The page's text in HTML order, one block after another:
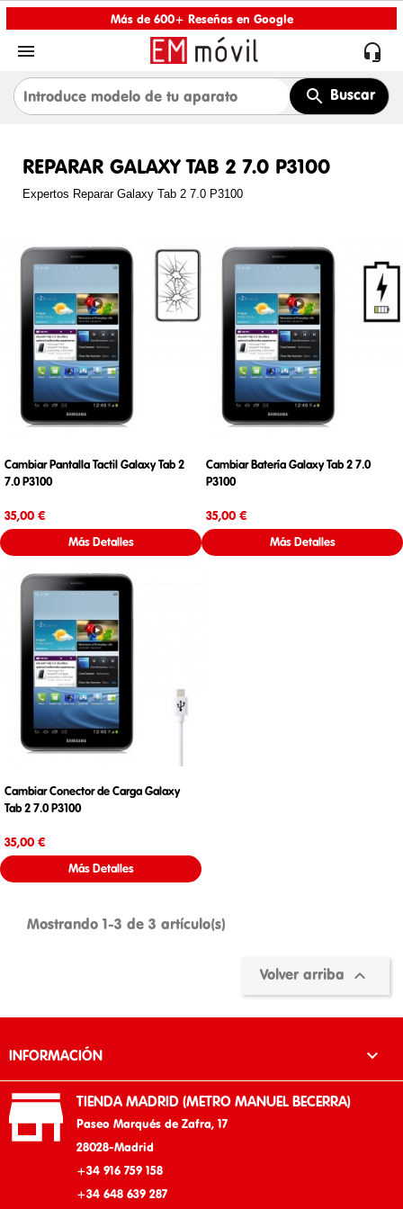
Más de 600+ Reseñas en Google
 
Buscar
REPARAR GALAXY TAB 2 7.0 P3100
Expertos Reparar Galaxy Tab 2 7.0 P3100
Cambiar Pantalla Tactil Galaxy Tab 2
7.0 P3100
35,00 €
Más Detalles
Cambiar Batería Galaxy Tab 2 7.0
P3100
35,00 €
Más Detalles
Cambiar Conector de Carga Galaxy
Tab 2 7.0 P3100
35,00 €
Más Detalles
Mostrando 1-3 de 3 artículo(s)
Volver arriba 
INFORMACIÓN 
 TIENDA MADRID (METRO MANUEL BECERRA)
Paseo Marqués de Zafra, 17
28028-Madrid
+34 916 759 158
+34 648 639 287